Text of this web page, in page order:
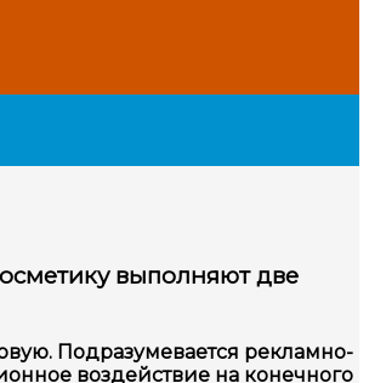
выполняют две
Подразумевается рекламно-
воздействие на конечного